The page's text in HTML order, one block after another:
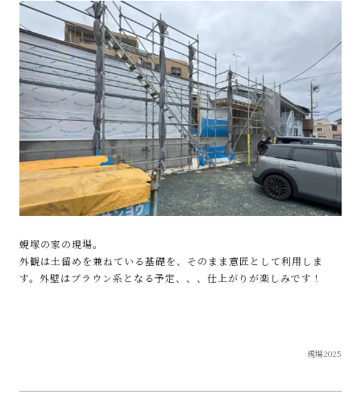
蜆塚の家の現場。
外観は土留めを兼ねている基礎を、そのまま意匠として利用しま
す。外壁はブラウン系となる予定、、、仕上がりが楽しみです！
現場2025